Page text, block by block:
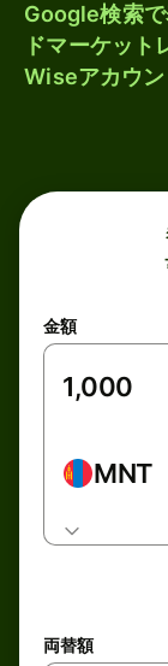
Google検索
ドマーケット
Wiseアカウン
金額
MNT
両替額